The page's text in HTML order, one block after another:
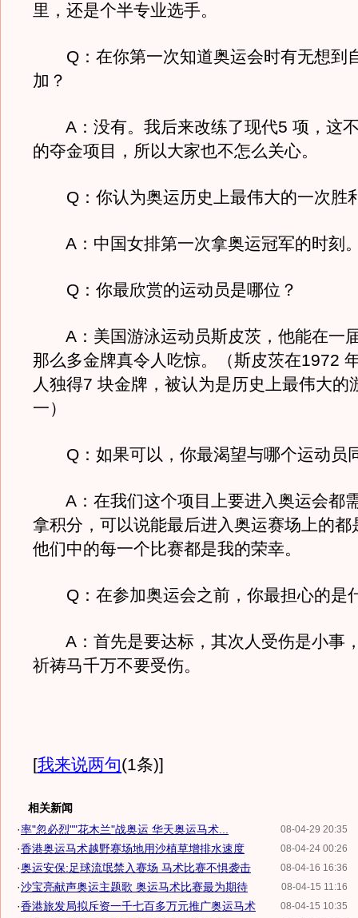
里，还是个半专业选手。
Q：在你第一次知道奥运会时有无想到
加？
A：没有。我后来改练了现代5 项，这
的夺金项目，所以大家也不怎么关心。
Q：你认为奥运历史上最伟大的一次胜
A：中国女排第一次拿奥运冠军的时刻
Q：你最欣赏的运动员是哪位？
A：美国游泳运动员斯皮茨，他能在一
那么多金牌真令人吃惊。（斯皮茨在1972
人独得7 块金牌，被认为是历史上最伟大的
一）
Q：如果可以，你最渴望与哪个运动员
A：在我们这个项目上要进入奥运会都
拿积分，可以说能最后进入奥运赛场上的都
他们中的每一个比赛都是我的荣幸。
Q：在参加奥运会之前，你最担心的是
A：首先是要达标，其次人受伤是小事
祈祷马千万不要受伤。
[我来说两句(1条)]
相关新闻
08-04-29 20:35
·率"忽必烈""花木兰"战奥运 华天奥运马术...
08-04-24 00:26
·香港奥运马术越野赛场地用沙植草增排水速度
08-04-16 16:36
·奥运安保:足球流氓禁入赛场 马术比赛不惧袭击
08-04-15 11:16
·沙宝亮献声奥运主题歌 奥运马术比赛最为期待
08-04-15 10:35
·香港旅发局拟斥资一千七百多万元推广奥运马术